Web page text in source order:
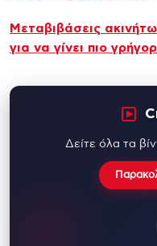
Μεταβιβάσεις
για να γίνει πιο
Δείτε όλα τα